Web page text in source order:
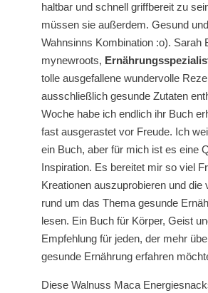
haltbar und schnell griffbereit zu
müssen sie außerdem. Gesund
Wahnsinns Kombination :o). Sarah
mynewroots,
tolle ausgefallene wundervolle
ausschließlich gesunde Zutaten
Woche habe ich endlich ihr Buch
fast ausgerastet vor Freude. Ich
ein Buch, aber für mich ist es eine
Inspiration. Es bereitet mir so viel
Kreationen auszuprobieren und die
rund um das Thema gesunde
lesen. Ein Buch für Körper, Geist
Empfehlung für jeden, der mehr
gesunde Ernährung erfahren
Diese Walnuss Maca